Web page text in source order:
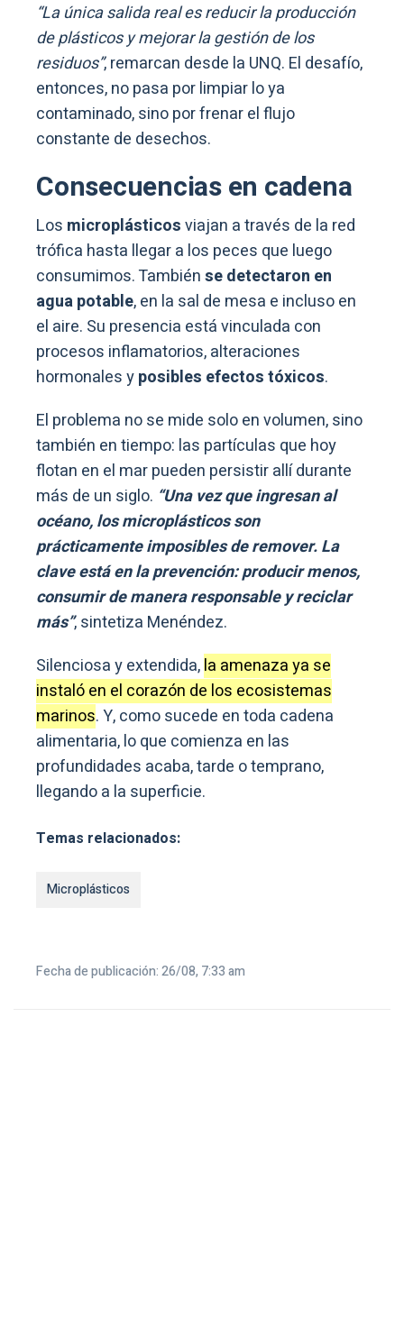
“La única salida real es reducir la producción
de plásticos y mejorar la gestión de los
residuos”, remarcan desde la UNQ. El desafío,
entonces, no pasa por limpiar lo ya
contaminado, sino por frenar el flujo
constante de desechos.
Consecuencias en cadena
Los microplásticosviajan a través de la red
trófica hasta llegar a los peces que luego
consumimos. Tambiénse detectaron en
agua potable, en la sal de mesa e incluso en
el aire. Su presencia está vinculada con
procesos inflamatorios, alteraciones
hormonales yposibles efectos tóxicos.
El problema no se mide solo en volumen, sino
también en tiempo: las partículas que hoy
flotan en el mar pueden persistir allí durante
más de un siglo. “Una vez que ingresan al
océano, los microplásticos son
prácticamente imposibles de remover. La
clave está en la prevención: producir menos,
consumir de manera responsable y reciclar
más”, sintetiza Menéndez.
Silenciosa y extendida,la amenaza ya se
instaló en el corazón de los ecosistemas
marinos. Y, como sucede en toda cadena
alimentaria, lo que comienza en las
profundidades acaba, tarde o temprano,
llegando a la superficie.
Temas relacionados:
Microplásticos
Fecha de publicación: 26/08, 7:33 am